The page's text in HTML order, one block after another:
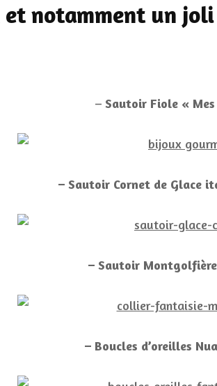
et notamment un
– Sautoir Fiole «
– Sautoir Cornet de Glace
– Sautoir
– Boucles d’oreilles